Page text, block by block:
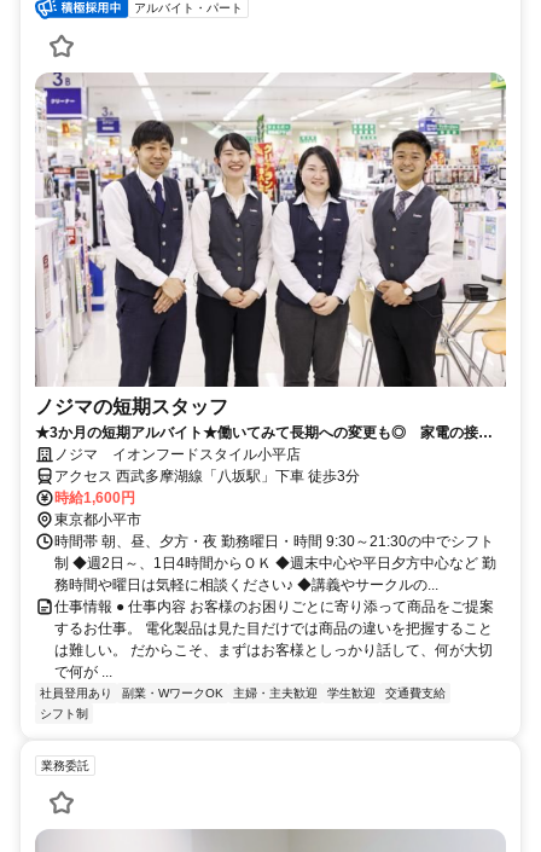
アルバイト・パート
ノジマの短期スタッフ
★3か月の短期アルバイト★働いてみて長期への変更も◎ 家電の接客
のお仕事です！
ノジマ イオンフードスタイル小平店
アクセス 西武多摩湖線「八坂駅」下車 徒歩3分
時給1,600円
東京都小平市
時間帯 朝、昼、夕方・夜 勤務曜日・時間 9:30～21:30の中でシフト
制 ◆週2日～、1日4時間からＯＫ ◆週末中心や平日夕方中心など 勤
務時間や曜日は気軽に相談ください♪ ◆講義やサークルの...
仕事情報 ● 仕事内容 お客様のお困りごとに寄り添って商品をご提案
するお仕事。 電化製品は見た目だけでは商品の違いを把握すること
は難しい。 だからこそ、まずはお客様としっかり話して、何が大切
で何が ...
社員登用あり 副業・WワークOK 主婦・主夫歓迎 学生歓迎
交通費支給
シフト制
業務委託